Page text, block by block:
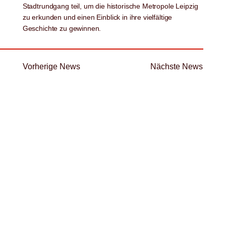
Stadtrundgang teil, um die historische Metropole Leipzig
zu erkunden und einen Einblick in ihre vielfältige
Geschichte zu gewinnen.
Vorherige News Nächste News